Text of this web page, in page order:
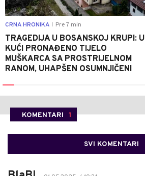
CRNA HRONIKA Pre 7 min
TRAGEDIJA U BOSANSKOJ KRUPI: U
KUĆI PRONAĐENO TIJELO
MUŠKARCA SA PROSTRIJELNOM
RANOM, UHAPŠEN OSUMNJIČENI
KOMENTARI 1
SVI KOMENTARI